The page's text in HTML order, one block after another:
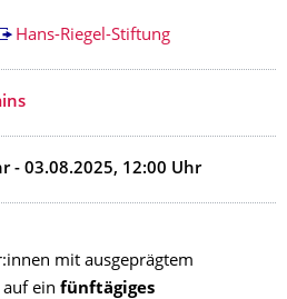
Hans-Riegel-Stiftung
- 03.08.2025, 12:00 Uhr
mit ausgeprägtem
ein fünftägiges